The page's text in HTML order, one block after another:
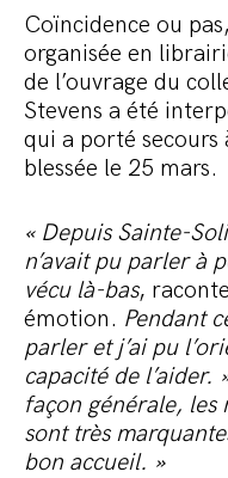
Coïncidence ou
organisée en
de l’ouvrage du
Stevens a été
qui a porté secours
blessée le 25 mars.
« Depuis Sainte-
n’avait pu parler à
vécu là-bas,
émotion. Pendant
parler et j’ai pu
capacité de l’aider.
façon générale,
sont très
bon accueil. »